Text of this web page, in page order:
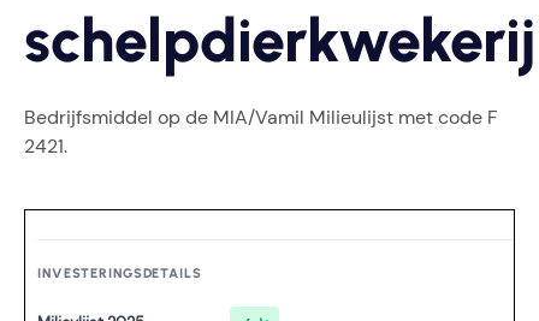
schelpdierkwekerij
Bedrijfsmiddel op de MIA/Vamil Milieulijst met code F
2421.
INVESTERINGSDETAILS